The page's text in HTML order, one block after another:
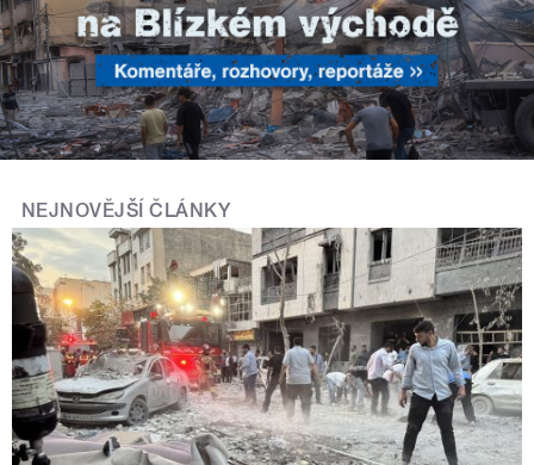
NEJNOVĚJŠÍ ČLÁNKY